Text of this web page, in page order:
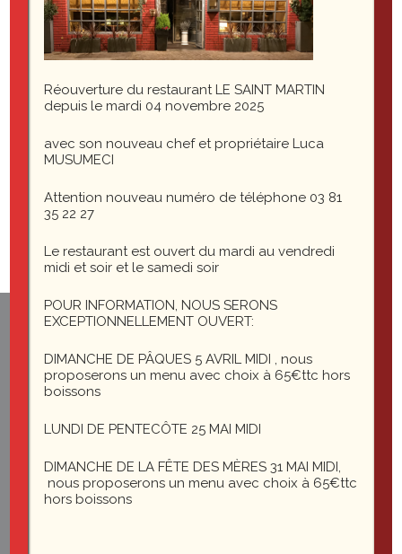
cropped-IMG_3669-copie-1.png
1 rue du général Leclerc
25200 Montbéliard
Réouverture du restaurant LE SAINT MARTIN
depuis le mardi 04 novembre 2025
avec son nouveau chef et propriétaire Luca
MUSUMECI
Attention nouveau numéro de téléphone 03 81
35 22 27
Le restaurant est ouvert du mardi au vendredi
midi et soir et le samedi soir
POUR INFORMATION, NOUS SERONS
EXCEPTIONNELLEMENT OUVERT:
DIMANCHE DE PÂQUES 5 AVRIL MIDI , nous
proposerons un menu avec choix à 65€ttc hors
boissons
LUNDI DE PENTECÔTE 25 MAI MIDI
DIMANCHE DE LA FÊTE DES MÈRES 31 MAI MIDI,
nous proposerons un menu avec choix à 65€ttc
hors boissons